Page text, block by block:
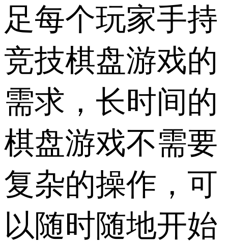
足每个玩家手持
竞技棋盘游戏的
需求，长时间的
棋盘游戏不需要
复杂的操作，可
以随时随地开始